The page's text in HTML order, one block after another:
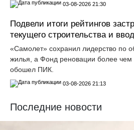
03-08-2026 21:30
Подвели итоги рейтингов
текущего строительства и
«Самолет» сохранил лидерство по
жилья, а Фонд реновации более чем
обошел ПИК.
03-08-2026 21:13
Последние новости